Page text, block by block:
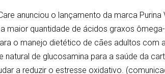
anunciou o lançamento da marca
maior quantidade de ácidos graxos
o manejo dietético de cães adultos
natural de glucosamina para a saúde da
a reduzir o estresse oxidativo.